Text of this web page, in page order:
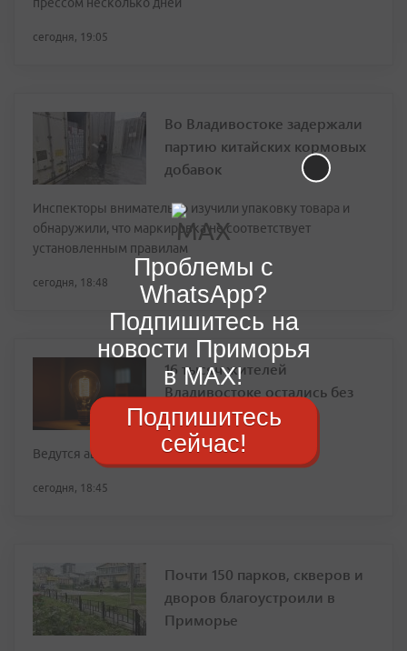
сегодня, 19:05
Во Владивостоке задержали
партию китайских кормовых
добавок
Инспекторы внимательно изучили упаковку товара и
обнаружили, что маркировка не соответствует
установленным правилам
сегодня, 18:48
16 тысяч жителей
Владивостоке остались без
света из-за аварии
Ведутся аварийно-восстановительные работы.
сегодня, 18:45
Почти 150 парков, скверов и
дворов благоустроили в
Приморье
Проблемы с
WhatsApp?
Подпишитесь на
новости Приморья
в MAX!
Подпишитесь
сейчас!